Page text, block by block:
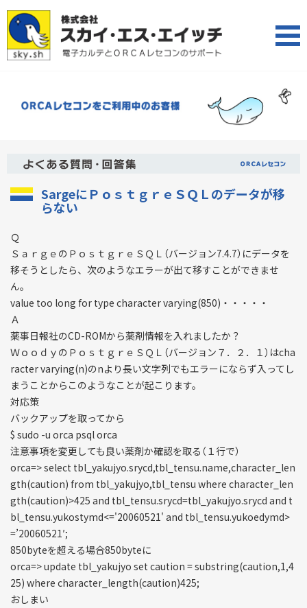
SargeにＰｏｓｔｇｒｅＳＱＬのデータが移
らない
Ｑ
ＳａｒｇｅのＰｏｓｔｇｒｅＳＱＬ（バージョン7.4.7）にデータを
移そうとしたら、次のようなエラーが出て移すことができませ
ん。
value too long for type character varying(850)・・・・・
Ａ
薬事日報社のCD-ROMから薬剤情報を入れましたか？
ＷｏｏｄｙのＰｏｓｔｇｒｅＳＱＬ（バージョン７．２．１）はcha
racter varying(n)のnより長い文字列でもエラーにならず入ってし
まうことからこのようなことが起こります。
対応策
バックアップを取ってから
$ sudo -u orca psql orca
注意事項を変更しても良い薬剤か確認を取る（１行で）
orca=> select tbl_yakujyo.srycd,tbl_tensu.name,character_len
gth(caution) from tbl_yakujyo,tbl_tensu where character_len
gth(caution)>425 and tbl_tensu.srycd=tbl_yakujyo.srycd and t
bl_tensu.yukostymd<='20060521' and tbl_tensu.yukoedymd>
=’20060521′;
850byteを超える場合850byteに
orca=> update tbl_yakujyo set caution = substring(caution,1,4
25) where character_length(caution)425;
おしまい